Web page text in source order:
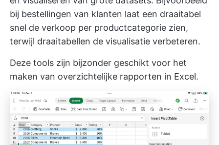
bij bestellingen van klanten laat een draaitabel
snel de verkoop per productcategorie zien,
terwijl draaitabellen de visualisatie verbeteren.
Deze tools zijn bijzonder geschikt voor het
maken van overzichtelijke rapporten in Excel.